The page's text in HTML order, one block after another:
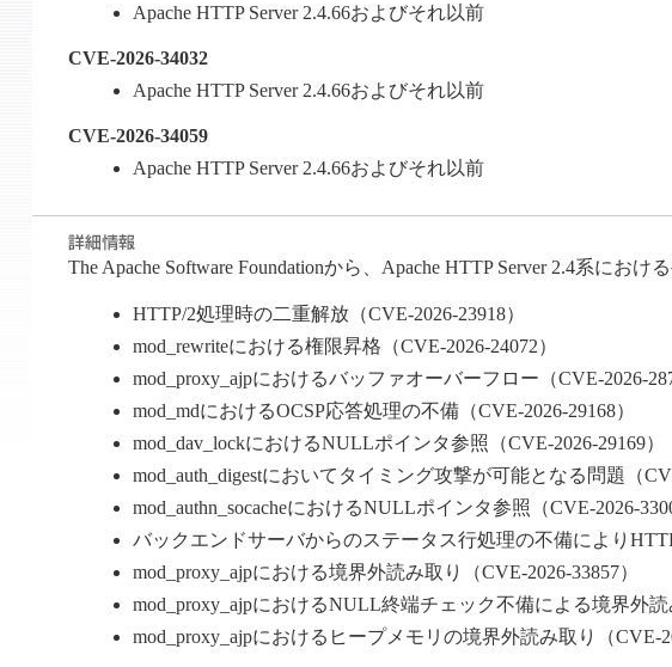
Apache HTTP Server 2.4.66およびそれ以前
CVE-2026-34032
Apache HTTP Server 2.4.66およびそれ以前
CVE-2026-34059
Apache HTTP Server 2.4.66およびそれ以前
The Apache Software Foundationから、Apache HTTP Server 2.4系にお
HTTP/2処理時の二重解放（CVE-2026-23918）
mod_rewriteにおける権限昇格（CVE-2026-24072）
mod_proxy_ajpにおけるバッファオーバーフロー（CVE-2026-
mod_mdにおけるOCSP応答処理の不備（CVE-2026-29168）
mod_dav_lockにおけるNULLポインタ参照（CVE-2026-29169）
mod_auth_digestにおいてタイミング攻撃が可能となる問題（
mod_authn_socacheにおけるNULLポインタ参照（CVE-2026-
バックエンドサーバからのステータス行処理の不備により
mod_proxy_ajpにおける境界外読み取り（CVE-2026-33857）
mod_proxy_ajpにおけるNULL終端チェック不備による境界外読
mod_proxy_ajpにおけるヒープメモリの境界外読み取り（CVE-